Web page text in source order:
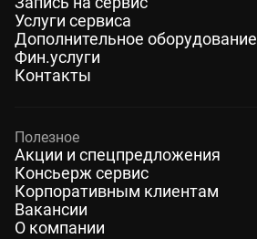
Услуги сервиса
Дополнительное оборудование
Фин.услуги
Контакты
Полезное
Акции и спецпредложения
Консьерж сервис
Корпоративным клиентам
Вакансии
О компании